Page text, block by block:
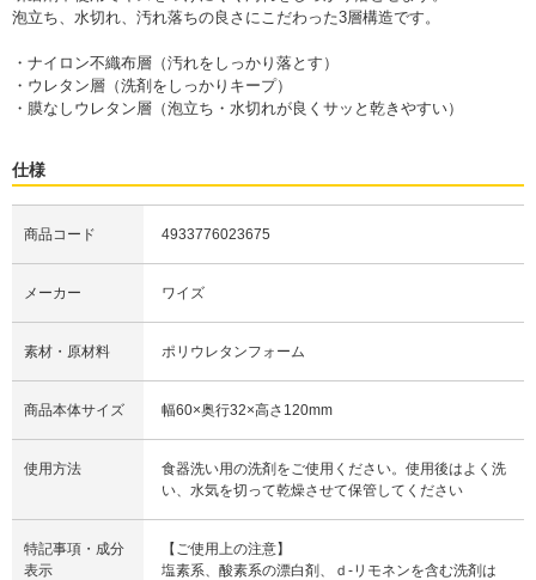
泡立ち、水切れ、汚れ落ちの良さにこだわった3層構造です。
・ナイロン不織布層（汚れをしっかり落とす）
・ウレタン層（洗剤をしっかりキープ）
・膜なしウレタン層（泡立ち・水切れが良くサッと乾きやすい）
仕様
商品コード 4933776023675
メーカー ワイズ
素材・原材料 ポリウレタンフォーム
商品本体サイズ 幅60×奥行32×高さ120mm
使用方法
食器洗い用の洗剤をご使用ください。使用後はよく洗
い、水気を切って乾燥させて保管してください
特記事項・成分
表示
【ご使用上の注意】
塩素系、酸素系の漂白剤、ｄ-リモネンを含む洗剤は